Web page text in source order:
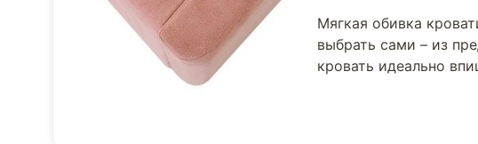
Мягкая обивка
выбрать сами – из
кровать идеально